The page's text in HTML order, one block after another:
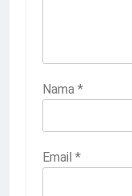
Nama *
Email *